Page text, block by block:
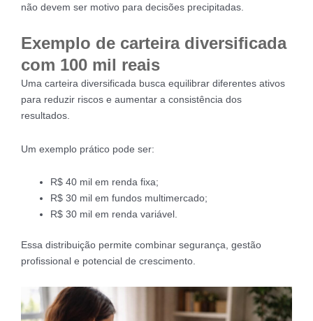
não devem ser motivo para decisões precipitadas.
Exemplo de carteira diversificada
com 100 mil reais
Uma carteira diversificada busca equilibrar diferentes ativos
para reduzir riscos e aumentar a consistência dos
resultados.
Um exemplo prático pode ser:
R$ 40 mil em renda fixa;
R$ 30 mil em fundos multimercado;
R$ 30 mil em renda variável.
Essa distribuição permite combinar segurança, gestão
profissional e potencial de crescimento.